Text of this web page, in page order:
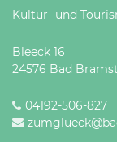
Kultur- und
Bleeck 16
24576 Bad
04192-506-827